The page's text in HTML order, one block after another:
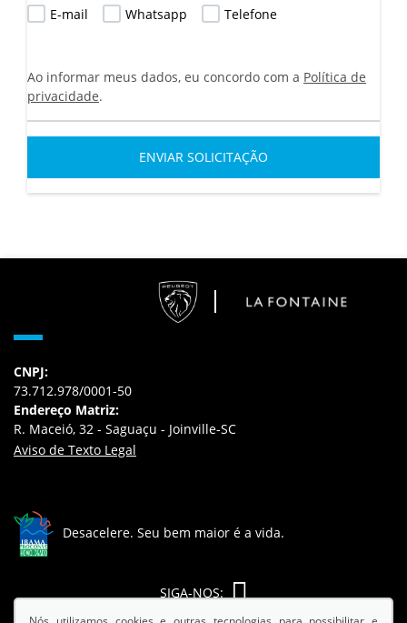
E-mail Whatsapp Telefone
Ao informar meus dados, eu concordo com a Política de
privacidade.
ENVIAR SOLICITAÇÃO
CNPJ:
73.712.978/0001-50
Endereço Matriz:
R. Maceió, 32 - Saguaçu - Joinville-SC
Aviso de Texto Legal
Desacelere. Seu bem maior é a vida.
SIGA-NOS: